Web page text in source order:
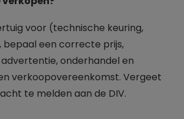
voor (technische keuring,
een correcte prijs,
onderhandel en
verkoopovereenkomst. Vergeet
te melden aan de DIV.